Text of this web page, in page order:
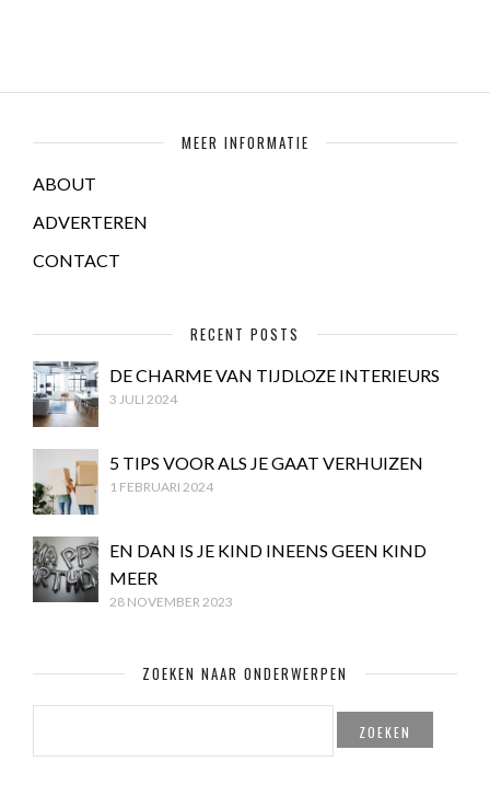
MEER INFORMATIE
ABOUT
ADVERTEREN
CONTACT
RECENT POSTS
DE CHARME VAN TIJDLOZE INTERIEURS
3 JULI 2024
5 TIPS VOOR ALS JE GAAT VERHUIZEN
1 FEBRUARI 2024
EN DAN IS JE KIND INEENS GEEN KIND
MEER
28 NOVEMBER 2023
ZOEKEN NAAR ONDERWERPEN
ZOEKEN